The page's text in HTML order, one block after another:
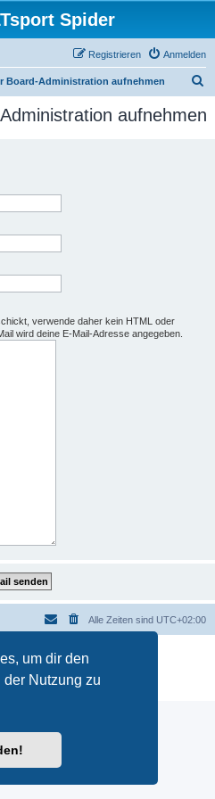
um dir den
Nutzung zu
Spider
Anmelden
Registrieren
Board-Administration aufnehmen
c
aufnehmen
verwende daher kein HTML oder
wird deine E-Mail-Adresse angegeben.
Alle Zeiten sind UTC+02:00
Software © phpBB Limited
durch